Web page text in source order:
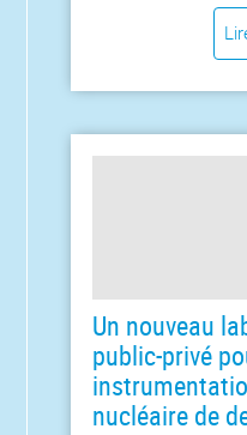
Intelligence
service
d’Airbus
Un nouveau
public-privé
nucléaire de